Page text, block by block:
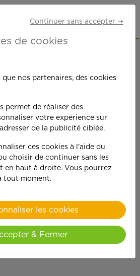
plus
ur !
Continuer sans accepter ➝
de cookies
nos partenaires, des cookies
permet de réaliser des
votre expérience sur
de la publicité ciblée.
ces cookies à l'aide du
choisir de continuer sans les
en haut à droite. Vous pourrez
tout moment.
les cookies
& Fermer